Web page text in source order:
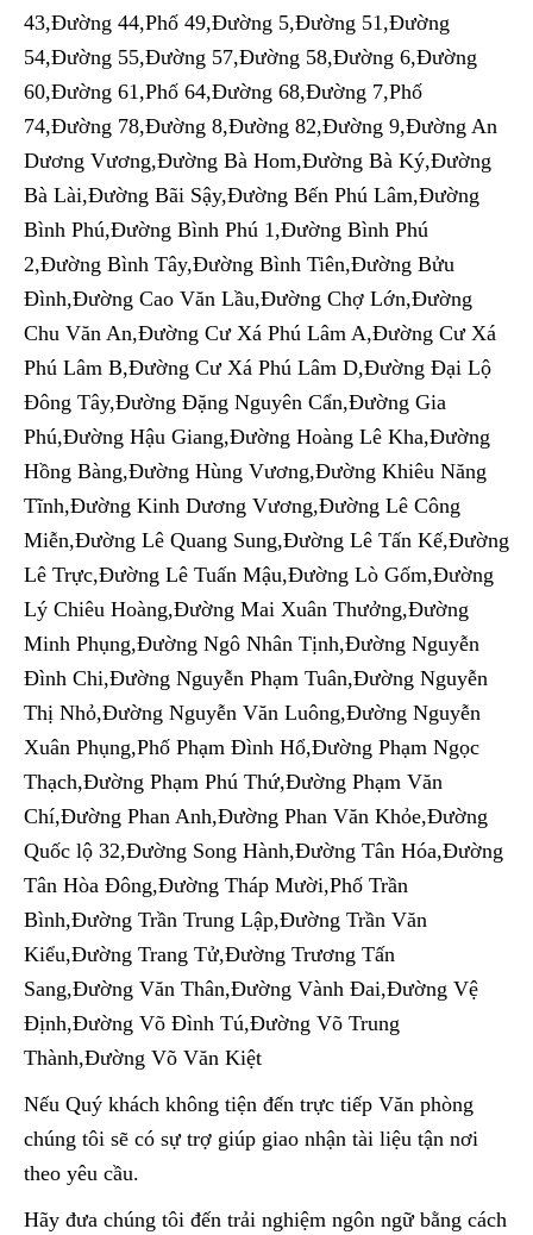
43,Đường 44,Phố 49,Đường 5,Đường 51,Đường
54,Đường 55,Đường 57,Đường 58,Đường 6,Đường
60,Đường 61,Phố 64,Đường 68,Đường 7,Phố
74,Đường 78,Đường 8,Đường 82,Đường 9,Đường An
Dương Vương,Đường Bà Hom,Đường Bà Ký,Đường
Bà Lài,Đường Bãi Sậy,Đường Bến Phú Lâm,Đường
Bình Phú,Đường Bình Phú 1,Đường Bình Phú
2,Đường Bình Tây,Đường Bình Tiên,Đường Bửu
Đình,Đường Cao Văn Lầu,Đường Chợ Lớn,Đường
Chu Văn An,Đường Cư Xá Phú Lâm A,Đường Cư Xá
Phú Lâm B,Đường Cư Xá Phú Lâm D,Đường Đại Lộ
Đông Tây,Đường Đặng Nguyên Cẩn,Đường Gia
Phú,Đường Hậu Giang,Đường Hoàng Lê Kha,Đường
Hồng Bàng,Đường Hùng Vương,Đường Khiêu Năng
Tĩnh,Đường Kinh Dương Vương,Đường Lê Công
Miễn,Đường Lê Quang Sung,Đường Lê Tấn Kế,Đường
Lê Trực,Đường Lê Tuấn Mậu,Đường Lò Gốm,Đường
Lý Chiêu Hoàng,Đường Mai Xuân Thưởng,Đường
Minh Phụng,Đường Ngô Nhân Tịnh,Đường Nguyễn
Đình Chi,Đường Nguyễn Phạm Tuân,Đường Nguyễn
Thị Nhỏ,Đường Nguyễn Văn Luông,Đường Nguyễn
Xuân Phụng,Phố Phạm Đình Hổ,Đường Phạm Ngọc
Thạch,Đường Phạm Phú Thứ,Đường Phạm Văn
Chí,Đường Phan Anh,Đường Phan Văn Khỏe,Đường
Quốc lộ 32,Đường Song Hành,Đường Tân Hóa,Đường
Tân Hòa Đông,Đường Tháp Mười,Phố Trần
Bình,Đường Trần Trung Lập,Đường Trần Văn
Kiểu,Đường Trang Tử,Đường Trương Tấn
Sang,Đường Văn Thân,Đường Vành Đai,Đường Vệ
Định,Đường Võ Đình Tú,Đường Võ Trung
Thành,Đường Võ Văn Kiệt
Nếu Quý khách không tiện đến trực tiếp Văn phòng
chúng tôi sẽ có sự trợ giúp giao nhận tài liệu tận nơi
theo yêu cầu.
Hãy đưa chúng tôi đến trải nghiệm ngôn ngữ bằng cách